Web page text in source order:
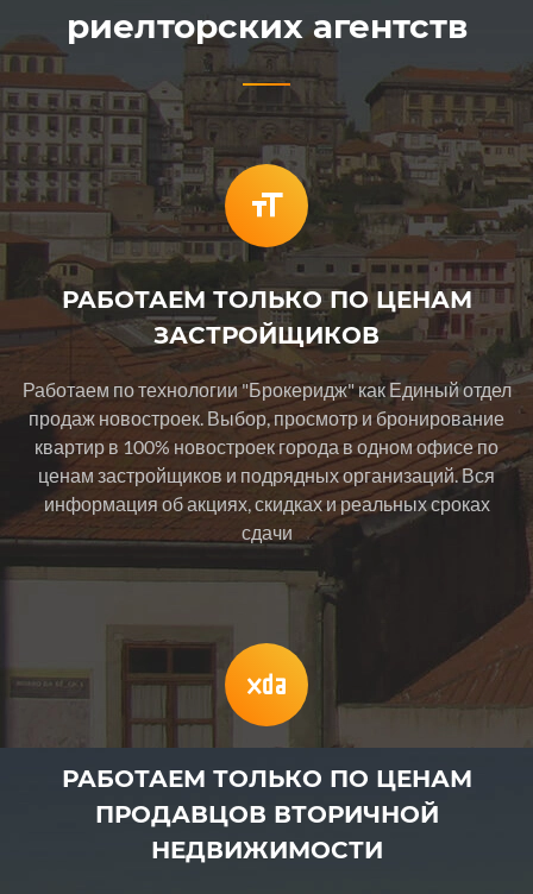
риелторских агентств
РАБОТАЕМ ТОЛЬКО ПО ЦЕНАМ
ЗАСТРОЙЩИКОВ
Работаем по технологии "Брокеридж" как Единый отдел
продаж новостроек. Выбор, просмотр и бронирование
квартир в 100% новостроек города в одном офисе по
ценам застройщиков и подрядных организаций. Вся
информация об акциях, скидках и реальных сроках
сдачи
РАБОТАЕМ ТОЛЬКО ПО ЦЕНАМ
ПРОДАВЦОВ ВТОРИЧНОЙ
НЕДВИЖИМОСТИ